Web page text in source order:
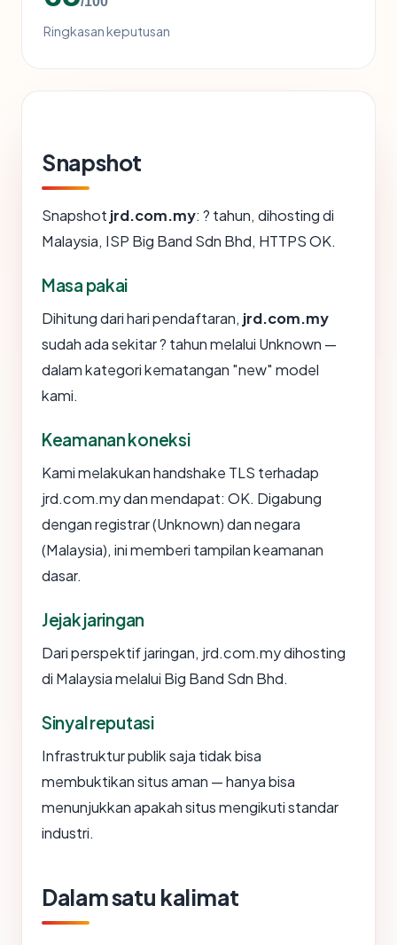
Ringkasan keputusan
Snapshot
Snapshot jrd.com.my: ? tahun, dihosting di
Malaysia, ISP Big Band Sdn Bhd, HTTPS OK.
Masa pakai
Dihitung dari hari pendaftaran, jrd.com.my
sudah ada sekitar ? tahun melalui Unknown —
dalam kategori kematangan "new" model
kami.
Keamanan koneksi
Kami melakukan handshake TLS terhadap
jrd.com.my dan mendapat: OK. Digabung
dengan registrar (Unknown) dan negara
(Malaysia), ini memberi tampilan keamanan
dasar.
Jejak jaringan
Dari perspektif jaringan, jrd.com.my dihosting
di Malaysia melalui Big Band Sdn Bhd.
Sinyal reputasi
Infrastruktur publik saja tidak bisa
membuktikan situs aman — hanya bisa
menunjukkan apakah situs mengikuti standar
industri.
Dalam satu kalimat